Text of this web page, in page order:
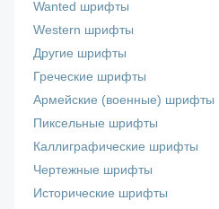
Wanted шрифты
Western шрифты
Другие шрифты
Греческие шрифты
Армейские (военные) шрифты
Пиксельные шрифты
Каллиграфические шрифты
Чертежные шрифты
Исторические шрифты